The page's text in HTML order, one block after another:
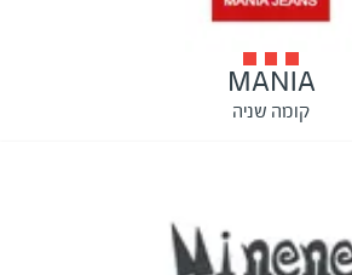
MANIA
קומה שניה